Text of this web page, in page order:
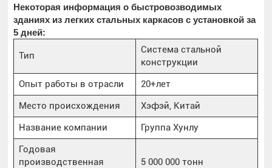
Некоторая информация о быстровозводимых
зданиях из легких стальных каркасов с установкой за
5 дней:
Тип
Система стальной
конструкции
Опыт работы в отрасли
20+лет
Место происхождения
Хэфэй, Китай
Название компании
Группа Хунлу
Годовая
производственная
5 000 000 тонн